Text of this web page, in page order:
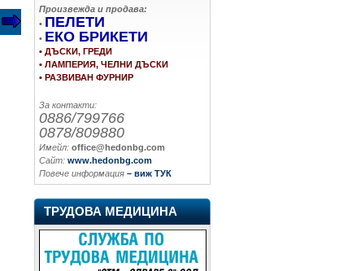
Произвежда и продава:
• ПЕЛЕТИ
• ЕКО БРИКЕТИ
• ДЪСКИ, ГРЕДИ
• ЛАМПЕРИЯ, ЧЕЛНИ ДЪСКИ
• РАЗВИВАН ФУРНИР
За контакти:
0886/799766
0878/809880
Имейл: office@hedonbg.com
Сайт: www.hedonbg.com
Повече информация – виж ТУК
ТРУДОВА МЕДИЦИНА